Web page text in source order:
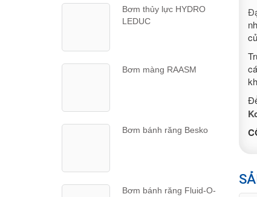
Bơm thủy lực HYDRO
LEDUC
Bơm màng RAASM
Bơm bánh răng Besko
Bơm bánh răng Fluid-O-